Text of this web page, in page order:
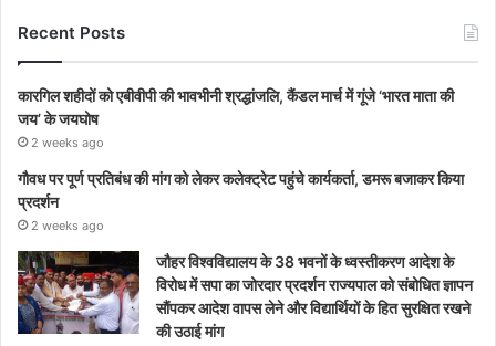
Recent Posts
कारगिल शहीदों को एबीवीपी की भावभीनी श्रद्धांजलि, कैंडल मार्च में गूंजे ‘भारत माता की
जय’ के जयघोष
2 weeks ago
गौवध पर पूर्ण प्रतिबंध की मांग को लेकर कलेक्ट्रेट पहुंचे कार्यकर्ता, डमरू बजाकर किया
प्रदर्शन
2 weeks ago
जौहर विश्वविद्यालय के 38 भवनों के ध्वस्तीकरण आदेश के
विरोध में सपा का जोरदार प्रदर्शन राज्यपाल को संबोधित ज्ञापन
सौंपकर आदेश वापस लेने और विद्यार्थियों के हित सुरक्षित रखने
की उठाई मांग